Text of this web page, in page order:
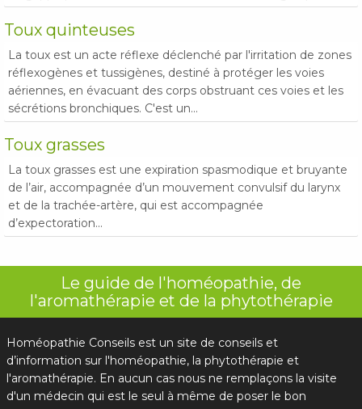
Toux quinteuses
La toux est un acte réflexe déclenché par l'irritation de zones
réflexogènes et tussigènes, destiné à protéger les voies
aériennes, en évacuant des corps obstruant ces voies et les
sécrétions bronchiques. C'est un...
Toux grasses
La toux grasses est une expiration spasmodique et bruyante
de l’air, accompagnée d’un mouvement convulsif du larynx
et de la trachée-artère, qui est accompagnée
d’expectoration...
Le guide de l'homéopathie, de
l'aromathérapie et de la phytothérapie
Homéopathie Conseils est un site de conseils et
d’information sur l'homéopathie, la phytothérapie et
l'aromathérapie. En aucun cas nous ne remplaçons la visite
d'un médecin qui est le seul à même de poser le bon